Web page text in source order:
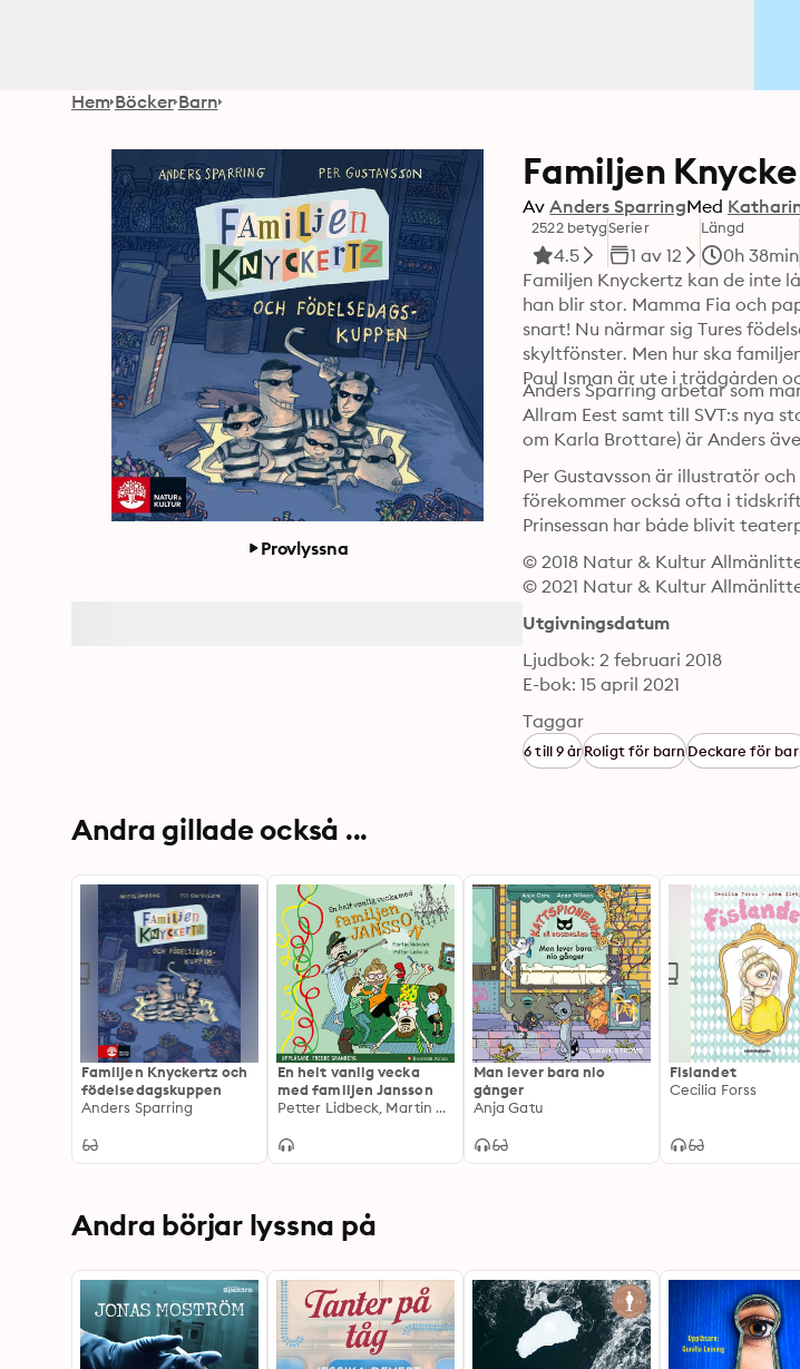
Hem Böcker Barn
Provlyssna
Familjen
Av Anders SparringMed
2522 betyg
4.5
Serier
1 av 12
Längd
0h 38min
Familjen Knyckertz kan de inte
han blir stor. Mamma Fia och
snart! Nu närmar sig Tures
skyltfönster. Men hur ska
Paul Isman är ute i trädgården
Anders Sparring arbetar som
Allram Eest samt till SVT:s nya
om Karla Brottare) är Anders
Per Gustavsson är illustratör
förekommer också ofta i
Prinsessan har både blivit
© 2018 Natur & Kultur
© 2021 Natur & Kultur
Utgivningsdatum
Ljudbok: 2 februari 2018
E-bok: 15 april 2021
Taggar
6 till 9 årRoligt för barnDeckare för
Andra gillade också ...
Familjen Knyckertz och
födelsedagskuppen
Anders Sparring
En helt vanlig vecka
med familjen Jansson
Petter Lidbeck, Martin Widmark
Man lever bara nio
gånger
Anja Gatu
Fislandet
Cecilia Forss
Andra börjar lyssna på